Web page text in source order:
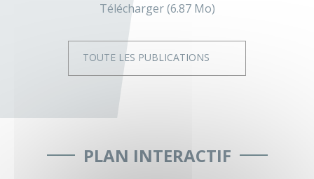
Télécharger (6.87 Mo)
TOUTE LES PUBLICATIONS
PLAN INTERACTIF